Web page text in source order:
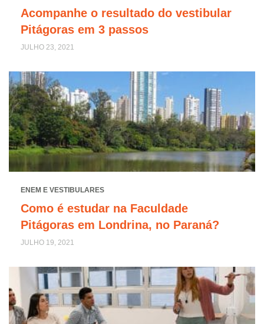
Acompanhe o resultado do vestibular
Pitágoras em 3 passos
JULHO 23, 2021
ENEM E VESTIBULARES
Como é estudar na Faculdade
Pitágoras em Londrina, no Paraná?
JULHO 19, 2021